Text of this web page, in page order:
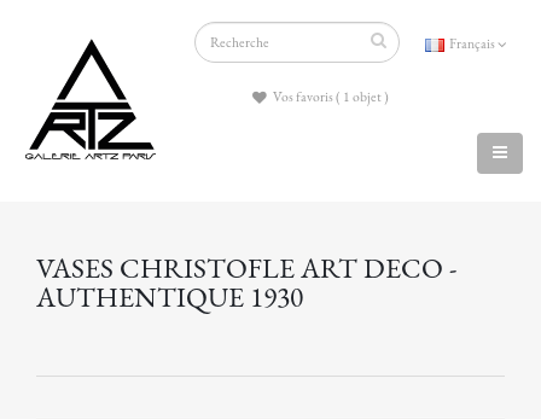
Français
Vos favoris ( 1 objet )
VASES CHRISTOFLE ART DECO -
AUTHENTIQUE 1930